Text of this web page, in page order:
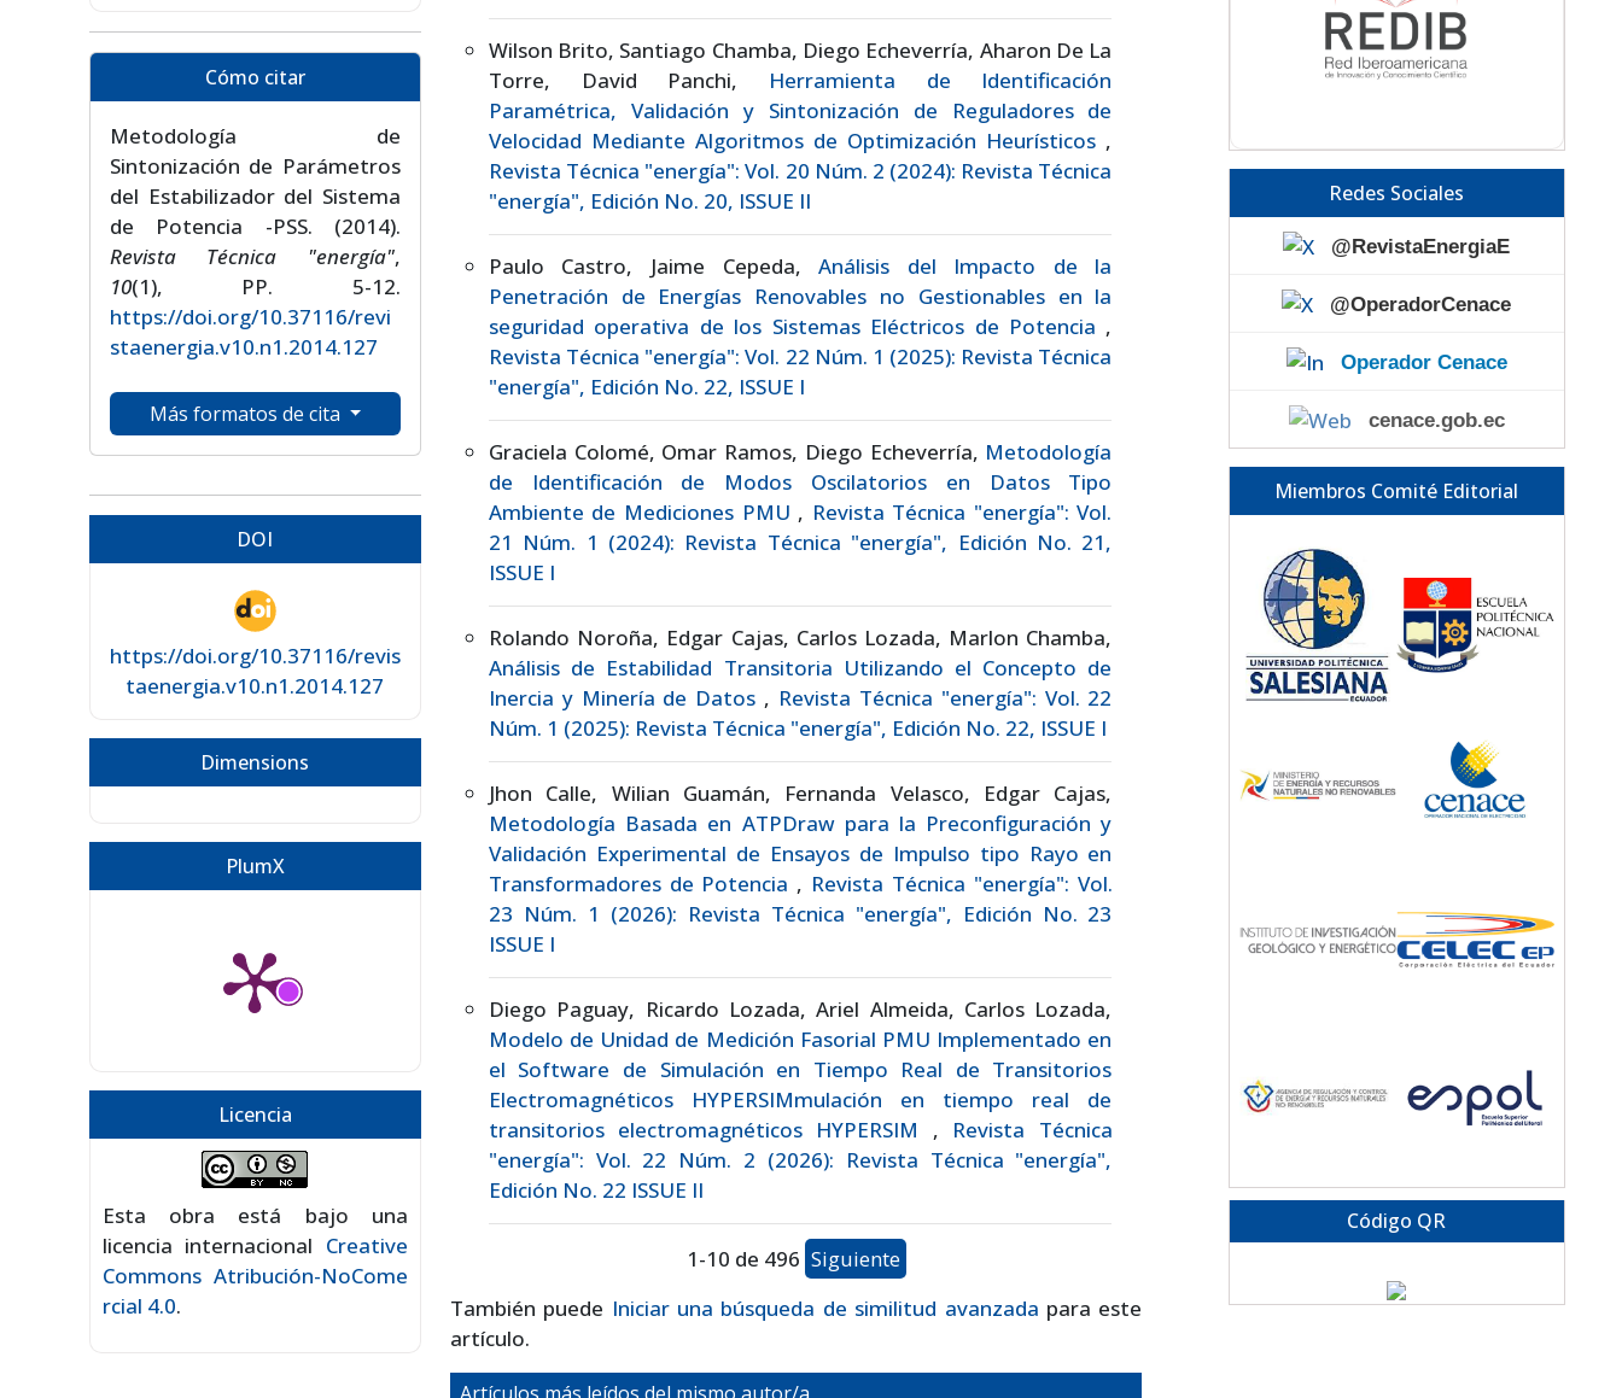
Cómo citar
Metodología de
Sintonización de Parámetros
del Estabilizador del Sistema
de Potencia -PSS. (2014).
Revista Técnica "energía",
10(1), PP. 5-12.
https://doi.org/10.37116/revi
staenergia.v10.n1.2014.127
Más formatos de cita
DOI
https://doi.org/10.37116/revis
taenergia.v10.n1.2014.127
Dimensions
PlumX
Licencia
Esta obra está bajo una
licencia internacional Creative
Commons Atribución-NoCome
rcial 4.0.
Wilson Brito, Santiago Chamba, Diego Echeverría, Aharon De La
Torre, David Panchi, Herramienta de Identificación
Paramétrica, Validación y Sintonización de Reguladores de
Velocidad Mediante Algoritmos de Optimización Heurísticos ,
Revista Técnica "energía": Vol. 20 Núm. 2 (2024): Revista Técnica
"energía", Edición No. 20, ISSUE II
Paulo Castro, Jaime Cepeda,Análisis del Impacto de la
Penetración de Energías Renovables no Gestionables en la
seguridad operativa de los Sistemas Eléctricos de Potencia ,
Revista Técnica "energía": Vol. 22 Núm. 1 (2025): Revista Técnica
"energía", Edición No. 22, ISSUE I
Graciela Colomé, Omar Ramos, Diego Echeverría, Metodología
de Identificación de Modos Oscilatorios en Datos Tipo
Ambiente de Mediciones PMU , Revista Técnica "energía": Vol.
21 Núm. 1 (2024): Revista Técnica "energía", Edición No. 21,
ISSUE I
Rolando Noroña, Edgar Cajas, Carlos Lozada, Marlon Chamba,
Análisis de Estabilidad Transitoria Utilizando el Concepto de
Inercia y Minería de Datos , Revista Técnica "energía": Vol. 22
Núm. 1 (2025): Revista Técnica "energía", Edición No. 22, ISSUE I
Jhon Calle, Wilian Guamán, Fernanda Velasco, Edgar Cajas,
Metodología Basada en ATPDraw para la Preconfiguración y
Validación Experimental de Ensayos de Impulso tipo Rayo en
Transformadores de Potencia , Revista Técnica "energía": Vol.
23 Núm. 1 (2026): Revista Técnica "energía", Edición No. 23
ISSUE I
Diego Paguay, Ricardo Lozada, Ariel Almeida, Carlos Lozada,
Modelo de Unidad de Medición Fasorial PMU Implementado en
el Software de Simulación en Tiempo Real de Transitorios
Electromagnéticos HYPERSIMmulación en tiempo real de
transitorios electromagnéticos HYPERSIM , Revista Técnica
"energía": Vol. 22 Núm. 2 (2026): Revista Técnica "energía",
Edición No. 22 ISSUE II
1-10 de 496 Siguiente
También puede Iniciar una búsqueda de similitud avanzada para este
artículo.
Redes Sociales
@RevistaEnergiaE
@OperadorCenace
Operador Cenace
cenace.gob.ec
Miembros Comité Editorial
Código QR